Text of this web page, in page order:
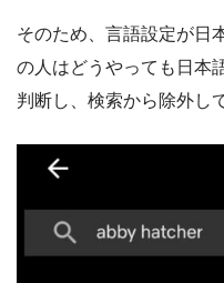
そのため、言語設定が日
の人はどうやっても日本
判断し、検索から除外し